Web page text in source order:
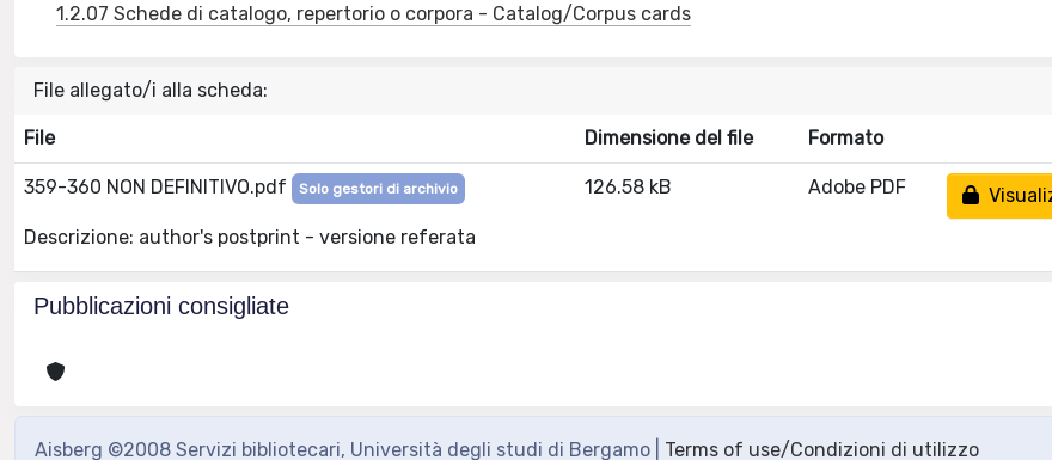
1.2.07 Schede di catalogo, repertorio o corpora - Catalog/Corpus cards
File allegato/i alla scheda:
File Dimensione del file Formato
359-360 NON DEFINITIVO.pdf Solo gestori di archivio
Descrizione: author's postprint - versione referata
126.58 kB Adobe PDF
Pubblicazioni consigliate
Aisberg ©2008 Servizi bibliotecari, Università degli studi di Bergamo | Terms of use/Condizioni di utilizzo